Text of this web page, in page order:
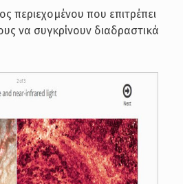
περιεχομένου που επιτρέπει
να συγκρίνουν διαδραστικά